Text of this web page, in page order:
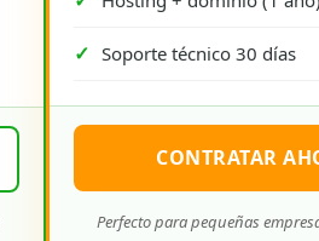
Soporte técnico 30 días
CONTRATAR
Perfecto para pequeñas